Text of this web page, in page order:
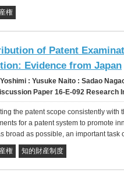
権
of Patent
Evidence from Japan
: Yusuke Naito : Sadao
Paper 16-E-092 Research
the patent scope consistently with
for a patent system to promote
broad as possible, an important
権 知的財産制度